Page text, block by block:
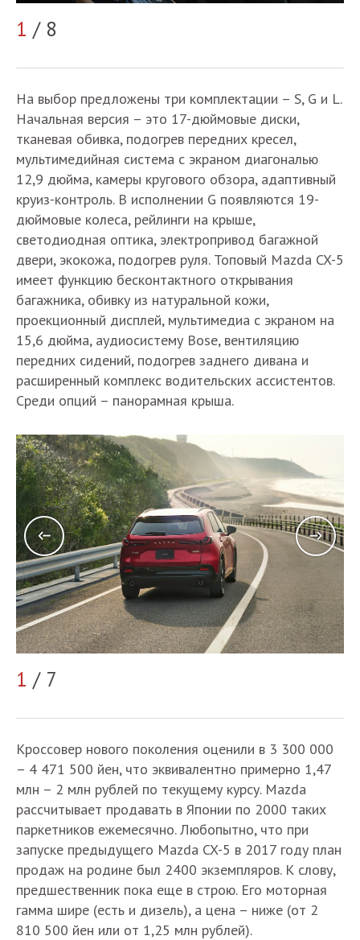
1 / 8
На выбор предложены три комплектации – S, G и L.
Начальная версия – это 17-дюймовые диски,
тканевая обивка, подогрев передних кресел,
мультимедийная система с экраном диагональю
12,9 дюйма, камеры кругового обзора, адаптивный
круиз-контроль. В исполнении G появляются 19-
дюймовые колеса, рейлинги на крыше,
светодиодная оптика, электропривод багажной
двери, экокожа, подогрев руля. Топовый Mazda CX-5
имеет функцию бесконтактного открывания
багажника, обивку из натуральной кожи,
проекционный дисплей, мультимедиа с экраном на
15,6 дюйма, аудиосистему Bose, вентиляцию
передних сидений, подогрев заднего дивана и
расширенный комплекс водительских ассистентов.
Среди опций – панорамная крыша.
1 / 7
Кроссовер нового поколения оценили в 3 300 000
– 4 471 500 йен, что эквивалентно примерно 1,47
млн – 2 млн рублей по текущему курсу. Mazda
рассчитывает продавать в Японии по 2000 таких
паркетников ежемесячно. Любопытно, что при
запуске предыдущего Mazda CX-5 в 2017 году план
продаж на родине был 2400 экземпляров. К слову,
предшественник пока еще в строю. Его моторная
гамма шире (есть и дизель), а цена – ниже (от 2
810 500 йен или от 1,25 млн рублей).